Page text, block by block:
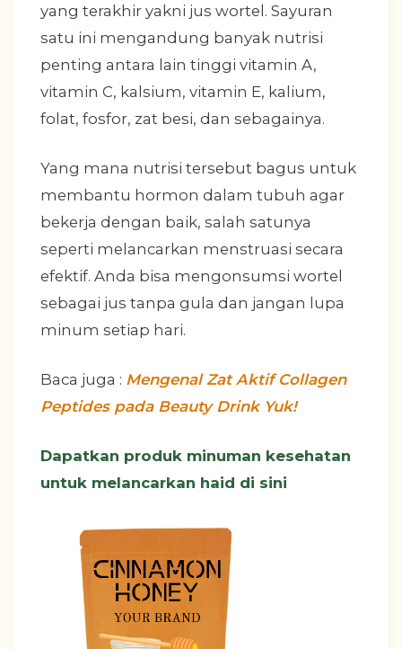
yang terakhir yakni jus wortel. Sayuran
satu ini mengandung banyak nutrisi
penting antara lain tinggi vitamin A,
vitamin C, kalsium, vitamin E, kalium,
folat, fosfor, zat besi, dan sebagainya.
Yang mana nutrisi tersebut bagus untuk
membantu hormon dalam tubuh agar
bekerja dengan baik, salah satunya
seperti melancarkan menstruasi secara
efektif. Anda bisa mengonsumsi wortel
sebagai jus tanpa gula dan jangan lupa
minum setiap hari.
Baca juga : Mengenal Zat Aktif Collagen
Peptides pada Beauty Drink Yuk!
Dapatkan produk minuman kesehatan
untuk melancarkan haid di sini